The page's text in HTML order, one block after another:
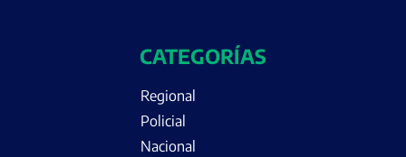
CATEGORÍAS
Regional
Policial
Nacional